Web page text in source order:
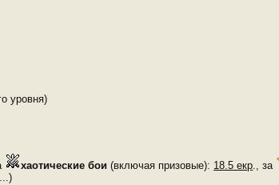
уровня)
хаотические бои (включая призовые): 18.5 екр., за